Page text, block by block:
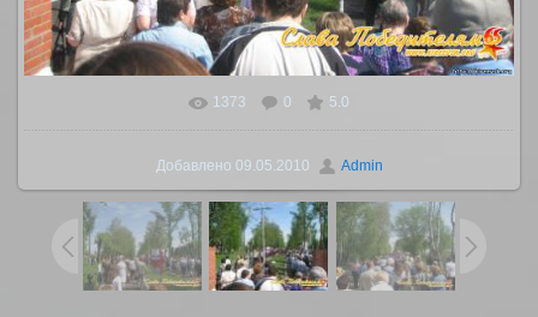
В реальном размере 1126x845
1373 0 5.0
Добавлено 09.05.2010 Admin